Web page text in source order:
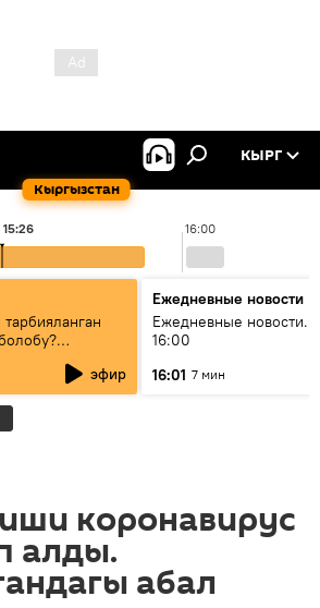
Кыргызстан
КЫРГ
16:00
15:26
эфир
Ежедневные новости
Ежедневные новости.
16:00
16:01 7 мин
коронавирус
алды.
абал